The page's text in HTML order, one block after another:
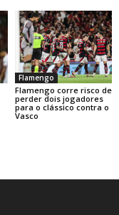
Flamengo
Flamengo corre risco de
perder dois jogadores
para o clássico contra o
Vasco